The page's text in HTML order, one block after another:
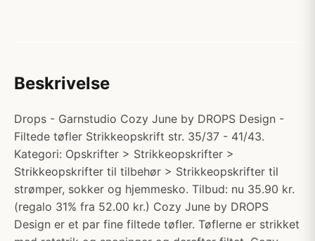
Beskrivelse
Drops - Garnstudio Cozy June by DROPS Design -
Filtede tøfler Strikkeopskrift str. 35/37 - 41/43.
Kategori: Opskrifter > Strikkeopskrifter >
Strikkeopskrifter til tilbehør > Strikkeopskrifter til
strømper, sokker og hjemmesko. Tilbud: nu 35.90 kr.
(regalo 31% fra 52.00 kr.) Cozy June by DROPS
Design er et par fine filtede tøfler. Tøflerne er strikket